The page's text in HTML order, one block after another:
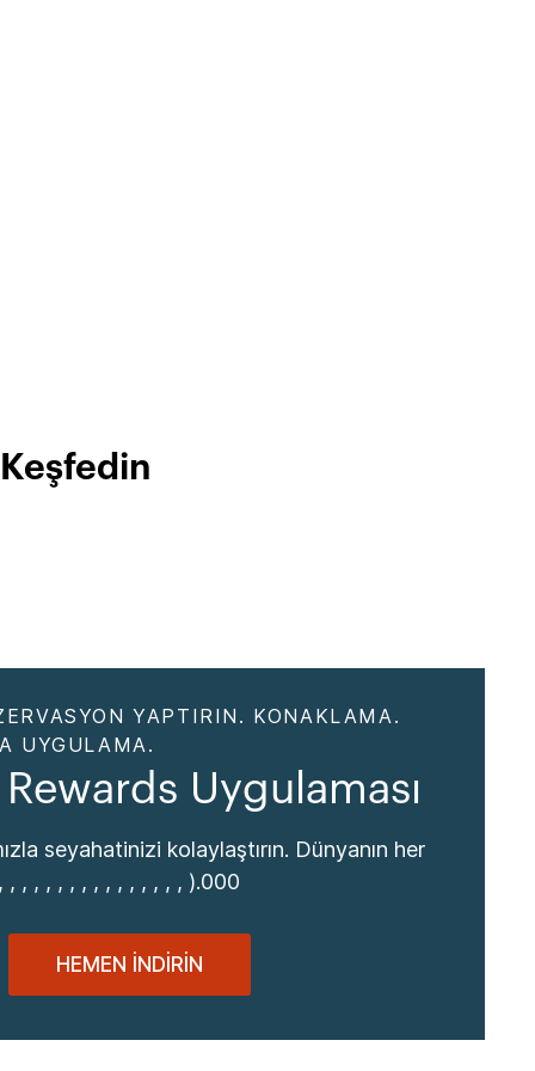
YAPTIRIN. KONAKLAMA.
UYGULAMA.
Rewards Uygulaması
seyahatinizi kolaylaştırın. Dünyanın her
, , , , , , , , , , , , , , , ).000
HEMEN İNDIRIN